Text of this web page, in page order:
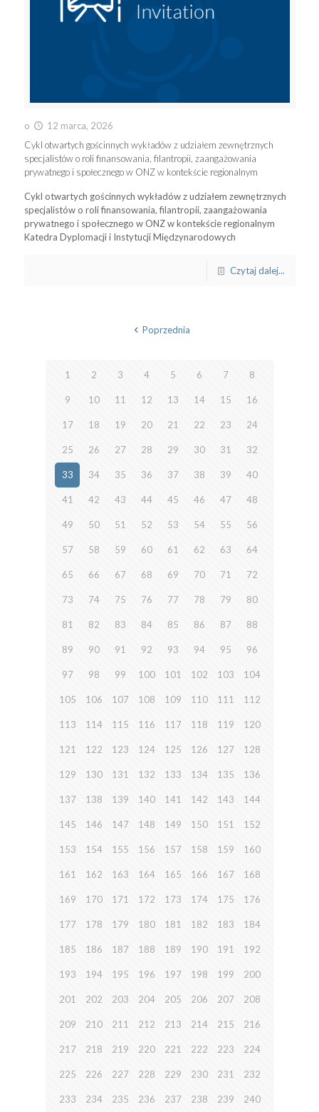
o
12 marca, 2026
Cykl otwartych gościnnych wykładów z udziałem zewnętrznych
specjalistów o roli finansowania, filantropii, zaangażowania
prywatnego i społecznego w ONZ w kontekście regionalnym
Cykl otwartych gościnnych wykładów z udziałem zewnętrznych
specjalistów o roli finansowania, filantropii, zaangażowania
prywatnego i społecznego w ONZ w kontekście regionalnym
Katedra Dyplomacji i Instytucji Międzynarodowych
Czytaj dalej...
Poprzednia
1 2 3 4 5 6 7 8
9 10 11 12 13 14 15 16
17 18 19 20 21 22 23 24
25 26 27 28 29 30 31 32
33 34 35 36 37 38 39 40
41 42 43 44 45 46 47 48
49 50 51 52 53 54 55 56
57 58 59 60 61 62 63 64
65 66 67 68 69 70 71 72
73 74 75 76 77 78 79 80
81 82 83 84 85 86 87 88
89 90 91 92 93 94 95 96
97 98 99 100 101 102 103 104
105 106 107 108 109 110 111 112
113 114 115 116 117 118 119 120
121 122 123 124 125 126 127 128
129 130 131 132 133 134 135 136
137 138 139 140 141 142 143 144
145 146 147 148 149 150 151 152
153 154 155 156 157 158 159 160
161 162 163 164 165 166 167 168
169 170 171 172 173 174 175 176
177 178 179 180 181 182 183 184
185 186 187 188 189 190 191 192
193 194 195 196 197 198 199 200
201 202 203 204 205 206 207 208
209 210 211 212 213 214 215 216
217 218 219 220 221 222 223 224
225 226 227 228 229 230 231 232
233 234 235 236 237 238 239 240